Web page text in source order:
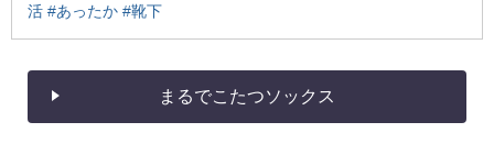
活 #あったか #靴下
まるでこたつソックス